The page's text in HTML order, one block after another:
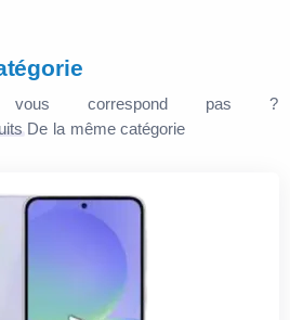
correspond pas ?
De la même catégorie